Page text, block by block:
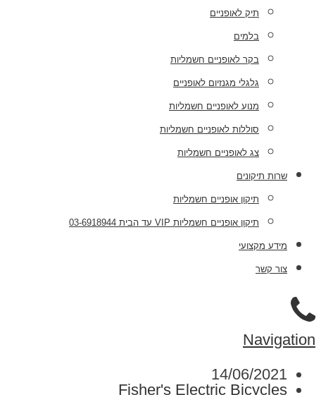
תיק לאופניים
בלמים
בקר לאופניים חשמליות
גלגלי מגנזיום לאופניים
מנוע לאופניים חשמליות
סוללות לאופניים חשמליות
צג לאופניים חשמליות
שרות תיקונים
תיקון אופניים חשמליות
תיקון אופניים חשמליות VIP עד הבית 03-6918944
מידע מקצועי
צור קשר
Navigation
14/06/2021
Fisher's Electric Bicycles